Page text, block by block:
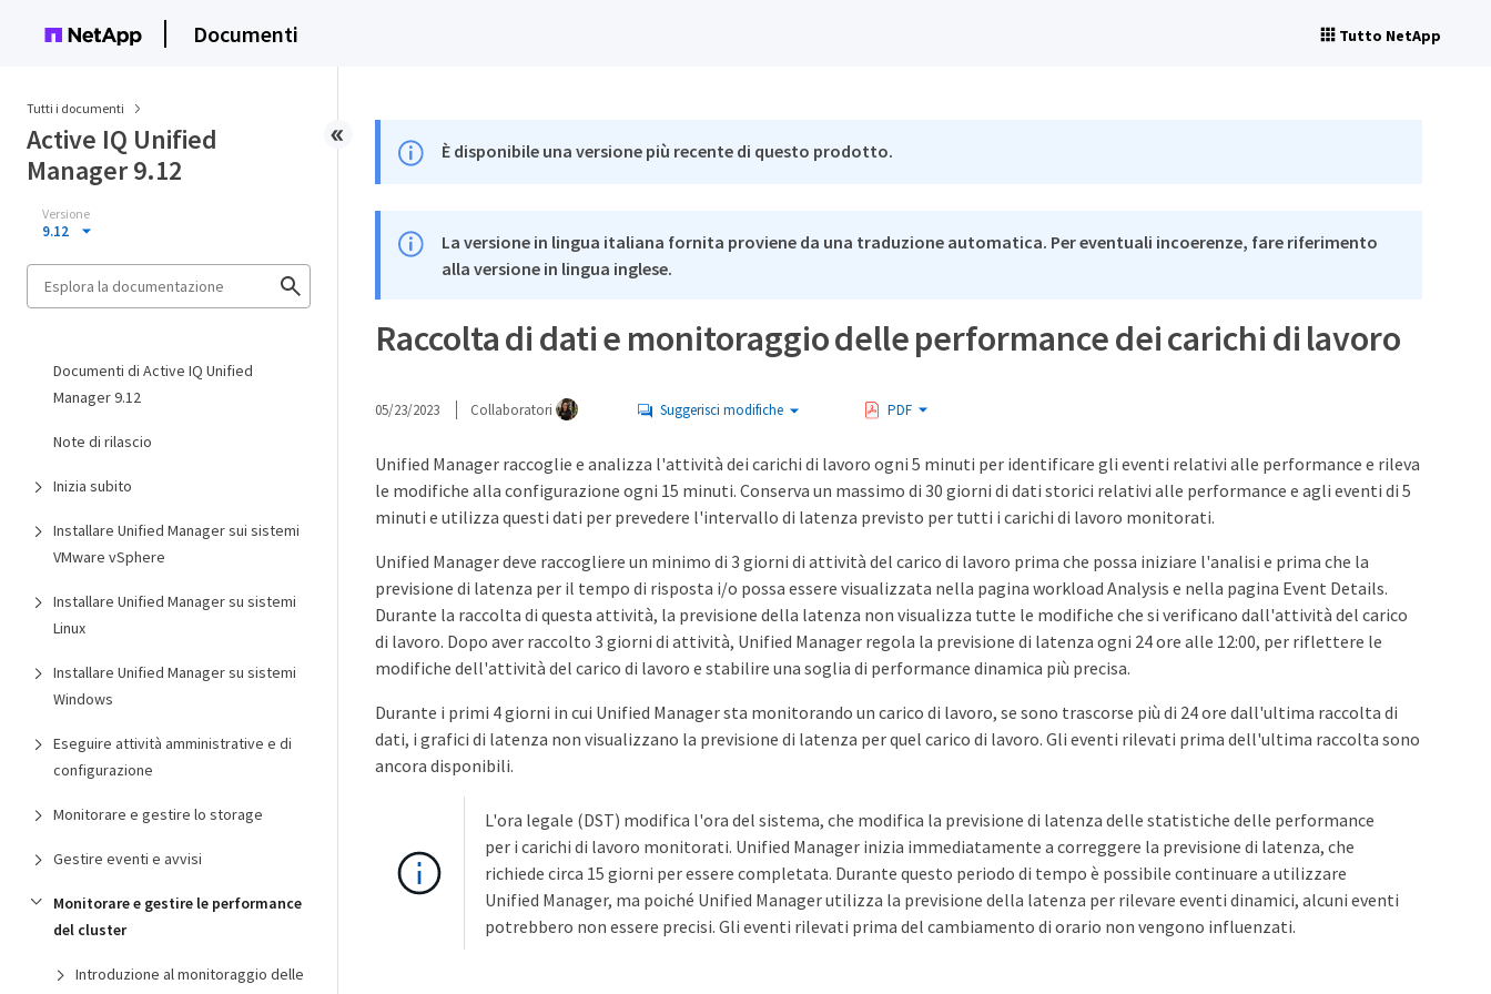
Documenti Tutto NetApp
Tutti i documenti
Active IQ Unified
Manager 9.12
Versione
9.12
Documenti di Active IQ Unified
Manager 9.12
Note di rilascio
Inizia subito
Installare Unified Manager sui sistemi
VMware vSphere
Installare Unified Manager su sistemi
Linux
Installare Unified Manager su sistemi
Windows
Eseguire attività amministrative e di
configurazione
Monitorare e gestire lo storage
Gestire eventi e avvisi
Monitorare e gestire le performance
del cluster
Introduzione al monitoraggio delle
È disponibile una versione più recente di questo prodotto.
La versione in lingua italiana fornita proviene da una traduzione automatica. Per eventuali incoerenze, fare riferimento
alla versione in lingua inglese.
Raccolta di dati e monitoraggio delle performance dei carichi di lavoro
05/23/2023 Collaboratori Suggerisci modifiche PDF
Unified Manager raccoglie e analizza l'attività dei carichi di lavoro ogni 5 minuti per identificare gli eventi relativi alle performance e rileva
le modifiche alla configurazione ogni 15 minuti. Conserva un massimo di 30 giorni di dati storici relativi alle performance e agli eventi di 5
minuti e utilizza questi dati per prevedere l'intervallo di latenza previsto per tutti i carichi di lavoro monitorati.
Unified Manager deve raccogliere un minimo di 3 giorni di attività del carico di lavoro prima che possa iniziare l'analisi e prima che la
previsione di latenza per il tempo di risposta i/o possa essere visualizzata nella pagina workload Analysis e nella pagina Event Details.
Durante la raccolta di questa attività, la previsione della latenza non visualizza tutte le modifiche che si verificano dall'attività del carico
di lavoro. Dopo aver raccolto 3 giorni di attività, Unified Manager regola la previsione di latenza ogni 24 ore alle 12:00, per riflettere le
modifiche dell'attività del carico di lavoro e stabilire una soglia di performance dinamica più precisa.
Durante i primi 4 giorni in cui Unified Manager sta monitorando un carico di lavoro, se sono trascorse più di 24 ore dall'ultima raccolta di
dati, i grafici di latenza non visualizzano la previsione di latenza per quel carico di lavoro. Gli eventi rilevati prima dell'ultima raccolta sono
ancora disponibili.
L'ora legale (DST) modifica l'ora del sistema, che modifica la previsione di latenza delle statistiche delle performance
per i carichi di lavoro monitorati. Unified Manager inizia immediatamente a correggere la previsione di latenza, che
richiede circa 15 giorni per essere completata. Durante questo periodo di tempo è possibile continuare a utilizzare
Unified Manager, ma poiché Unified Manager utilizza la previsione della latenza per rilevare eventi dinamici, alcuni eventi
potrebbero non essere precisi. Gli eventi rilevati prima del cambiamento di orario non vengono influenzati.